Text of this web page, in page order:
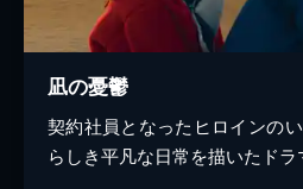
凪の憂鬱
契約社員となったヒロインの
らしき平凡な日常を描いたドラ